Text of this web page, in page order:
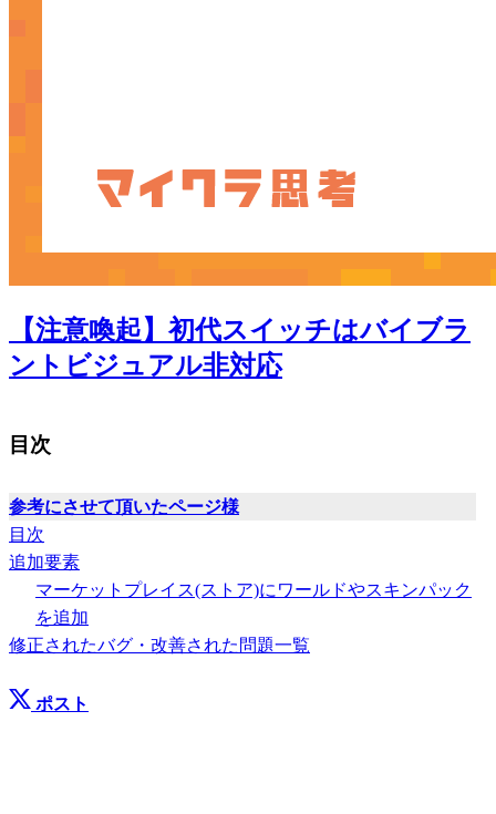
【注意喚起】初代スイッチはバイブラ
ントビジュアル非対応
目次
参考にさせて頂いたページ様
目次
追加要素
マーケットプレイス(ストア)にワールドやスキンパック
を追加
修正されたバグ・改善された問題一覧
ポスト